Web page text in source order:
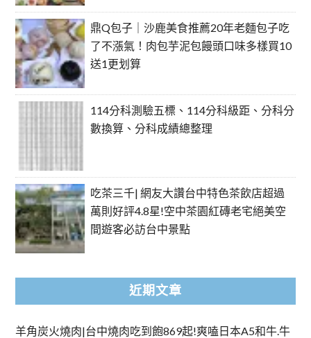
鼎Q包子｜沙鹿美食推薦20年老麵包子吃
了不漲氣！肉包芋泥包饅頭口味多樣買10
送1更划算
114分科測驗五標、114分科級距、分科分
數換算、分科成績總整理
吃茶三千| 網友大讚台中特色茶飲店超過
萬則好評4.8星!空中茶園紅磚老宅絕美空
間遊客必訪台中景點
近期文章
羊角炭火燒肉|台中燒肉吃到飽869起!爽嗑日本A5和牛.牛